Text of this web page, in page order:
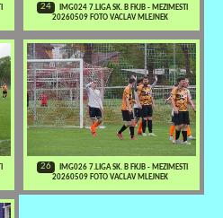
24
IMG024 7.LIGA SK. B FKJB - MEZIMESTI
20260509 FOTO VACLAV MLEJNEK
26
IMG026 7.LIGA SK. B FKJB - MEZIMESTI
20260509 FOTO VACLAV MLEJNEK